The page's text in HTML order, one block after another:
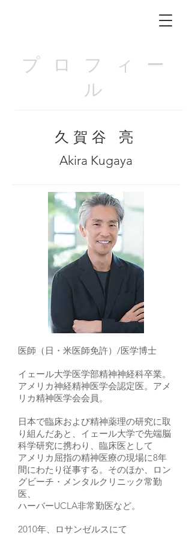
プロフィー
ル
久賀谷 亮
Akira Kugaya
医師（日・米医師免許）/医学博士
イェール大学医学部精神神経科卒業。
アメリカ神経精神医学会認定医。アメ
リカ精神医学会会員。
日本で臨床および精神薬理の研究に取
り組んだあと、イェール大学で先端脳
科学研究に携わり、臨床医として
アメリカ屈指の精神医療の現場に8年
間にわたり従事する。そのほか、ロン
グビーチ・メンタルクリニック常勤
医、
ハーバーUCLA非常勤医など。
2010年、ロサンゼルスにて